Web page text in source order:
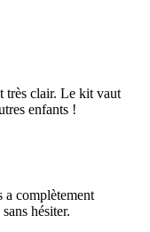
très clair. Le kit vaut
enfants !
a complètement
hésiter.